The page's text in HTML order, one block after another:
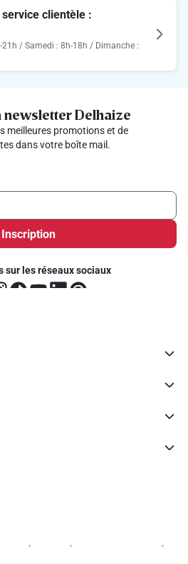
clientèle :
21h / Samedi : 8h-18h / Dimanche :
Delhaize
meilleures promotions et de
dans votre boîte mail.
Inscription
sur les réseaux sociaux